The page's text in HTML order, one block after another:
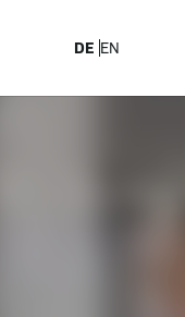
DE EN